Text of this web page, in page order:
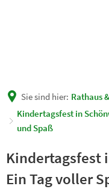
Sie sind hier: Rathaus
Kindertagsfest in
und Spaß
Kindertagsfest
Ein Tag voller